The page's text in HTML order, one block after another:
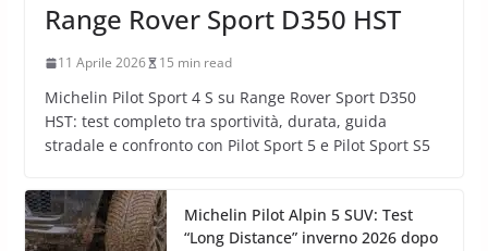
Range Rover Sport D350 HST
11 Aprile 2026 15 min read
Michelin Pilot Sport 4 S su Range Rover Sport D350
HST: test completo tra sportività, durata, guida
stradale e confronto con Pilot Sport 5 e Pilot Sport S5
Michelin Pilot Alpin 5 SUV: Test
“Long Distance” inverno 2026 dopo